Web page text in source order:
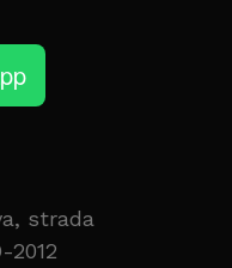
strada
2012